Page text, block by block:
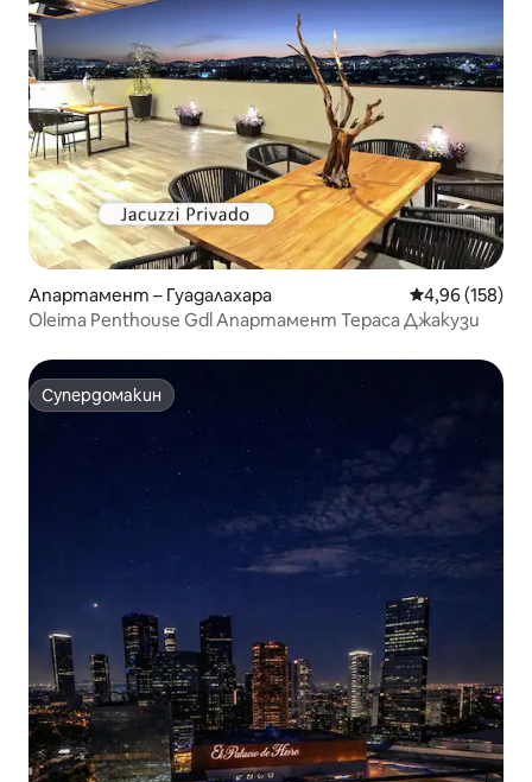
Апартамент – Гуадалахара Средна
4,96 (158)
Oleima Penthouse Gdl Апартамент Тераса Джакузи
Супердомакин
Супердомакин